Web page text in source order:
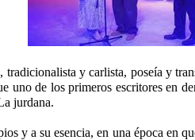
tradicionalista y carlista, poseía y
uno de los primeros escritores en
jurdana.
y a su esencia, en una época en